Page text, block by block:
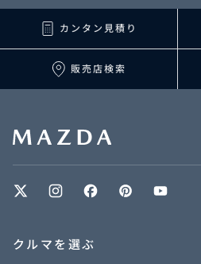
クルマ購入ガイド
カンタン見積り
販売店検索
試乗車検索
ログアウトカンタン見積り
販売店検索
クルマを選ぶ